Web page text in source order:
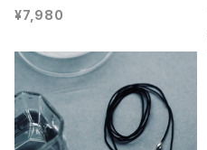
¥7,980